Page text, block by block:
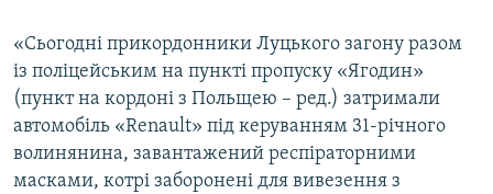
«Сьогодні прикордонники Луцького загону разом
із поліцейським на пункті пропуску «Ягодин»
(пункт на кордоні з Польщею – ред.) затримали
автомобіль «Renault» під керуванням 31-річного
волинянина, завантажений респіраторними
масками, котрі заборонені для вивезення з